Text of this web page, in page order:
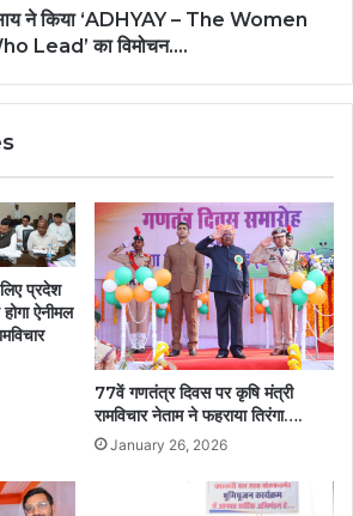
साय ने किया ‘ADHYAY – The Women
Lead’ का विमोचन….
प्रदेश
ऐनीमल
77वें गणतंत्र दिवस पर कृषि मंत्री
रामविचार नेताम ने फहराया तिरंगा….
January 26, 2026